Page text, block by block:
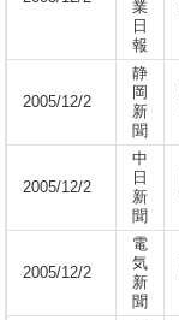
業
日
報
2005/12/2
静
岡
新
聞
2005/12/2
中
日
新
聞
2005/12/2
電
気
新
聞